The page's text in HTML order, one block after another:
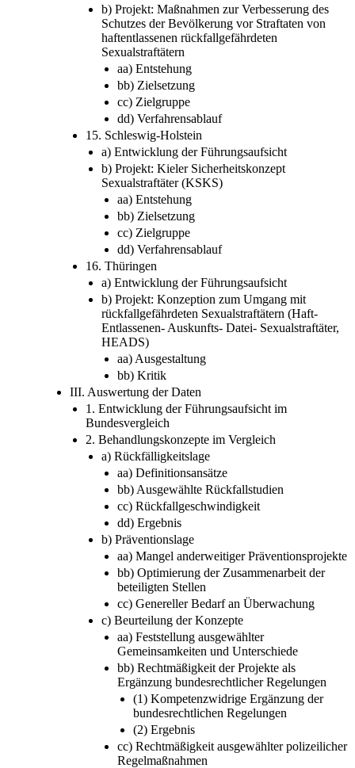
b) Projekt: Maßnahmen zur Verbesserung des
Schutzes der Bevölkerung vor Straftaten von
haftentlassenen rückfallgefährdeten
Sexualstraftätern
aa) Entstehung
bb) Zielsetzung
cc) Zielgruppe
dd) Verfahrensablauf
15. Schleswig-Holstein
a) Entwicklung der Führungsaufsicht
b) Projekt: Kieler Sicherheitskonzept
Sexualstraftäter (KSKS)
aa) Entstehung
bb) Zielsetzung
cc) Zielgruppe
dd) Verfahrensablauf
16. Thüringen
a) Entwicklung der Führungsaufsicht
b) Projekt: Konzeption zum Umgang mit
rückfallgefährdeten Sexualstraftätern (Haft-
Entlassenen- Auskunfts- Datei- Sexualstraftäter,
HEADS)
aa) Ausgestaltung
bb) Kritik
III. Auswertung der Daten
1. Entwicklung der Führungsaufsicht im
Bundesvergleich
2. Behandlungskonzepte im Vergleich
a) Rückfälligkeitslage
aa) Definitionsansätze
bb) Ausgewählte Rückfallstudien
cc) Rückfallgeschwindigkeit
dd) Ergebnis
b) Präventionslage
aa) Mangel anderweitiger Präventionsprojekte
bb) Optimierung der Zusammenarbeit der
beteiligten Stellen
cc) Genereller Bedarf an Überwachung
c) Beurteilung der Konzepte
aa) Feststellung ausgewählter
Gemeinsamkeiten und Unterschiede
bb) Rechtmäßigkeit der Projekte als
Ergänzung bundesrechtlicher Regelungen
(1) Kompetenzwidrige Ergänzung der
bundesrechtlichen Regelungen
(2) Ergebnis
cc) Rechtmäßigkeit ausgewählter polizeilicher
Regelmaßnahmen